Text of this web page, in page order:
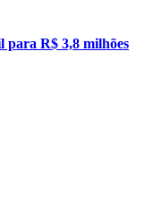
para R$ 3,8 milhões